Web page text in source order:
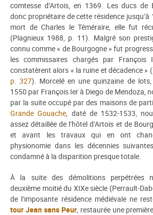
comtesse d’Artois, en 1369. Les ducs de
donc propriétaire de cette résidence
mort de Charles le Téméraire, elle fut
(Plagnieux 1988, p. 11). Malgré son
connu comme « de Bourgogne » fut
les commissaires chargés par
constatèrent alors « la ruine et décadence »
p. 327). Morcelé en une quinzaine de
1550 par François Ier à Diego de Mendoza,
par la suite occupé par des maisons de
Grande Gouache, daté de 1532-1533,
assez détaillée de l’hôtel d’Artois et de
et avant les travaux qui en ont
physionomie dans les décennies
condamné à la disparition presque totale.
À la suite des démolitions perpétrées
deuxième moitié du XIXe siècle (Perrault-
de l’imposante résidence médiévale ne
tour Jean sans Peur, restaurée une